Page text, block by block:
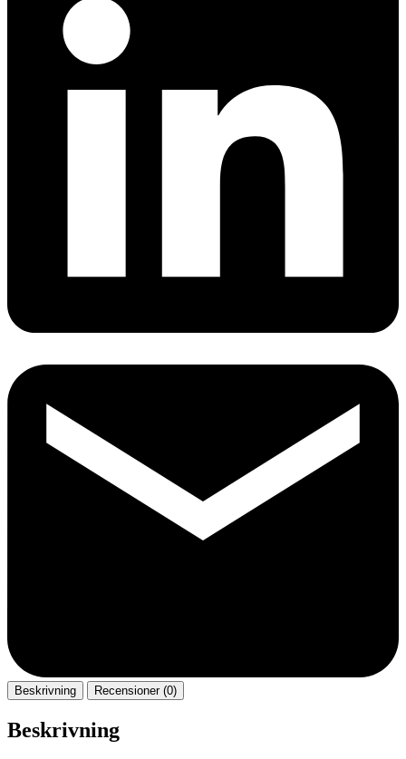
Beskrivning Recensioner (0)
Beskrivning